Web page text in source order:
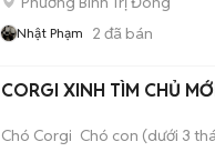
Nhật Phạm 2 đã bán
CORGI XINH TÌM CHỦ
Chó Corgi Chó con (dưới 3